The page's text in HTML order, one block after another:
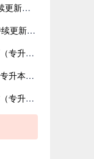
2021年4月自考真题及答案汇总（持续更新中）
2021年10月自考真题及答案汇总（持续更新中）
2027年1月广东自考040106学前教育（专升本）开考课程考试时间安排表
2027年1月广东自考040101教育学（专升本）开考课程考试时间安排表
2027年1月广东自考030302社会工作（专升本）开考课程考试时间安排表